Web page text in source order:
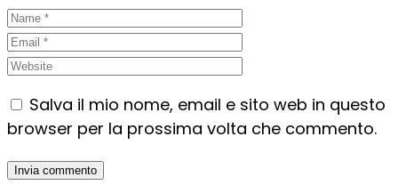
Salva il mio nome, email e sito web in questo
browser per la prossima volta che commento.